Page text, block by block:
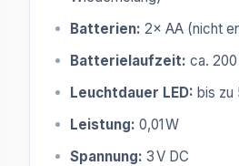
Batterien: 2× AA (nicht
Batterielaufzeit: ca.
Leuchtdauer LED: bis zu
Leistung: 0,01 W
Spannung: 3 V DC